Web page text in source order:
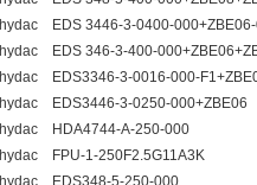
hydac EDS 3446-3-0400-
hydac EDS 346-3-400-
hydac EDS3346-3-0016-000-
hydac EDS3446-3-0250-000+ZBE06
hydac HDA4744-A-250-000
hydac FPU-1-250F2.5G11A3K
hydac EDS348-5-250-000